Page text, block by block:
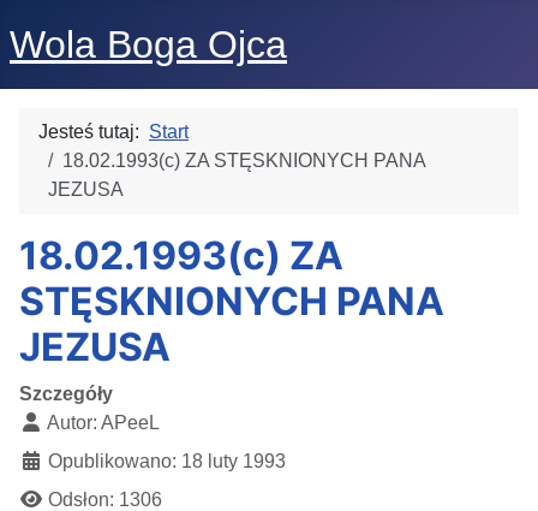
Wola Boga Ojca
Jesteś tutaj: Start
18.02.1993(c) ZA STĘSKNIONYCH PANA
JEZUSA
18.02.1993(c) ZA
STĘSKNIONYCH PANA
JEZUSA
Szczegóły
Autor: APeeL
Opublikowano: 18 luty 1993
Odsłon: 1306